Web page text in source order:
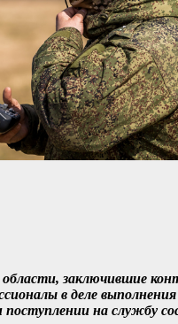
заключившие
в деле
поступлении на службу